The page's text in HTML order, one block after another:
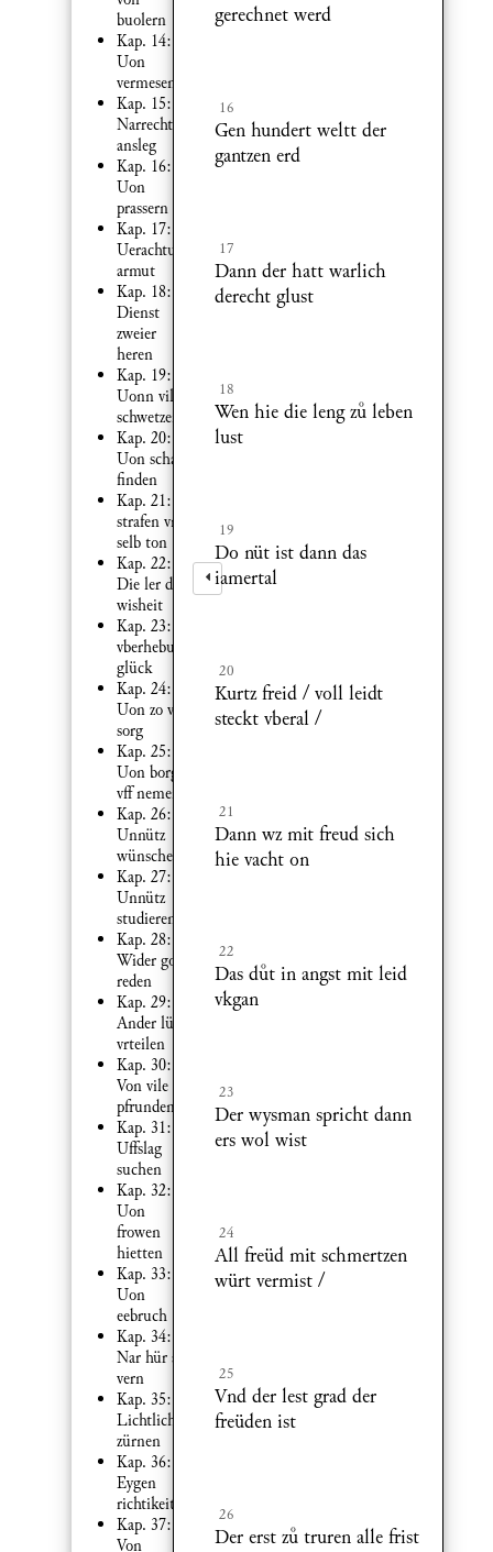
buolern
Kap. 14:
Uon
vermesenheit
Kap. 15:
Narrecht
ansleg
Kap. 16:
Uon
prassern
Kap. 17:
Uerachtung
armut
Kap. 18:
Dienst
zweier
heren
Kap. 19:
Uonn vil
schwetzen
Kap. 20:
Uon schatz
finden
Kap. 21:
strafen vnd
selb ton
Kap. 22:
Die ler der
wisheit
Kap. 23:
vberhebung
glück
Kap. 24:
Uon zo vil
sorg
Kap. 25:
Uon borg
vff nemen
Kap. 26:
Unnütz
wünschen
Kap. 27:
Unnütz
studieren
Kap. 28:
Wider got
reden
Kap. 29:
Ander lüt
vrteilen
Kap. 30:
Von vile der
pfrunden
Kap. 31:
Uffslag
suchen
Kap. 32:
Uon
frowen
hietten
Kap. 33:
Uon
eebruch
Kap. 34:
Nar hür als
vern
Kap. 35:
Lichtlich
zürnen
Kap. 36:
Eygen
richtikeit
Kap. 37:
Von
gerechnet werd
16
Gen hundert weltt der
gantzen erd
17
Dann der hatt warlich
derecht glust
18
Wen hie die leng z leben
lust
19
Do nüt ist dann das
iamertal
20
Kurtz freid / voll leidt
steckt vberal /
21
Dann wz mit freud sich
hie vacht on
22
Das dt in angst mit leid
vkgan
23
Der wysman spricht dann
ers wol wist
24
All freüd mit schmertzen
würt vermist /
25
Vnd der lest grad der
freüden ist
26
Der erst z truren alle frist